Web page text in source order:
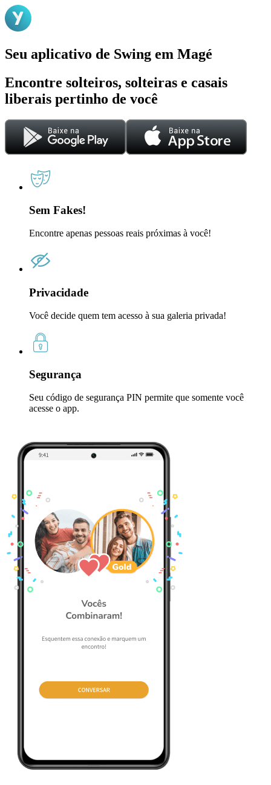
Seu aplicativo de Swing em Magé
Encontre solteiros, solteiras e casais
liberais pertinho de você
Sem Fakes!
Encontre apenas pessoas reais próximas à você!
Privacidade
Você decide quem tem acesso à sua galeria privada!
Segurança
Seu código de segurança PIN permite que somente você
acesse o app.